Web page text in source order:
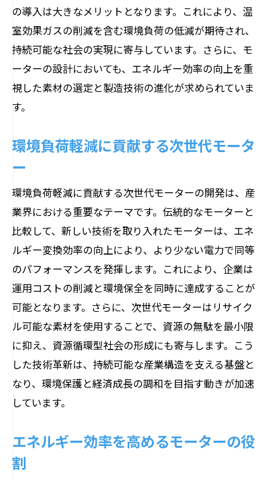
の導入は大きなメリットとなります。これにより、温
室効果ガスの削減を含む環境負荷の低減が期待され、
持続可能な社会の実現に寄与しています。さらに、モ
ーターの設計においても、エネルギー効率の向上を重
視した素材の選定と製造技術の進化が求められていま
す。
環境負荷軽減に貢献する次世代モータ
ー
環境負荷軽減に貢献する次世代モーターの開発は、産
業界における重要なテーマです。伝統的なモーターと
比較して、新しい技術を取り入れたモーターは、エネ
ルギー変換効率の向上により、より少ない電力で同等
のパフォーマンスを発揮します。これにより、企業は
運用コストの削減と環境保全を同時に達成することが
可能となります。さらに、次世代モーターはリサイク
ル可能な素材を使用することで、資源の無駄を最小限
に抑え、資源循環型社会の形成にも寄与します。こう
した技術革新は、持続可能な産業構造を支える基盤と
なり、環境保護と経済成長の調和を目指す動きが加速
しています。
エネルギー効率を高めるモーターの役
割